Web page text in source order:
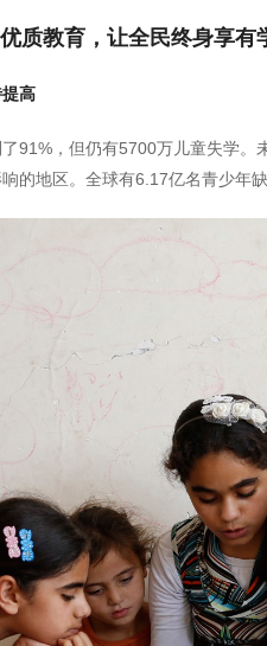
质教育，让全民终身享有
高
91%，但仍有5700万儿童失学
的地区。全球有6.17亿名青少年